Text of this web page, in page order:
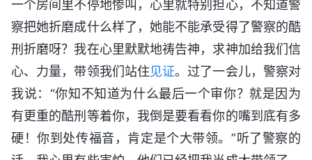
一个房间里不停地惨叫，心里就特别担心，不知道警
察把她折磨成什么样了，她能不能承受得了警察的酷
刑折磨呀？我在心里默默地祷告神，求神加给我们信
心、力量，带领我们站住见证。过了一会儿，警察对
我说：“你知不知道为什么最后一个审你？就是因为
有更重的酷刑等着你，我倒是要看看你的嘴到底有多
硬！你到处传福音，肯定是个大带领。”听了警察的